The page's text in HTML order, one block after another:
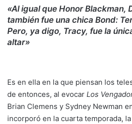
«Al igual que Honor Blackman,
también fue una chica Bond:
Pero, ya digo, Tracy, fue la
altar»
Es en ella en la que piensan los
de entonces, al evocar Los
Brian Clemens y Sydney Newman
incorporó en la cuarta temporada,